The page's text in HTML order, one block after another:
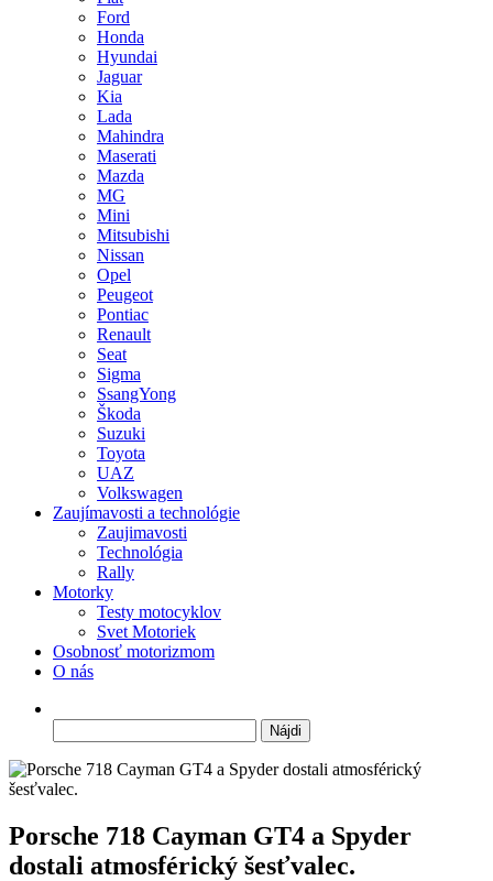
Ford
Honda
Hyundai
Jaguar
Kia
Lada
Mahindra
Maserati
Mazda
MG
Mini
Mitsubishi
Nissan
Opel
Peugeot
Pontiac
Renault
Seat
Sigma
SsangYong
Škoda
Suzuki
Toyota
UAZ
Volkswagen
Zaujímavosti a technológie
Zaujimavosti
Technológia
Rally
Motorky
Testy motocyklov
Svet Motoriek
Osobnosť motorizmom
O nás
Porsche 718 Cayman GT4 a Spyder
dostali atmosférický šesťvalec.